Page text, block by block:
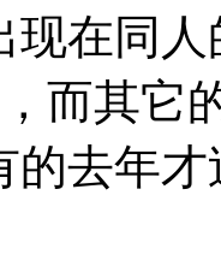
现在同
而其它
的去年